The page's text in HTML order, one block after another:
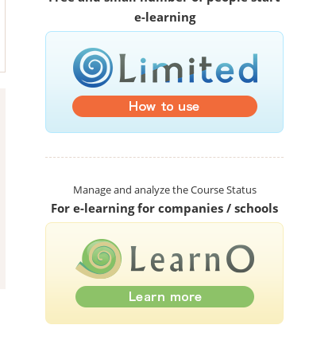
e-learning
Manage and analyze the Course Status
For e-learning for companies / schools